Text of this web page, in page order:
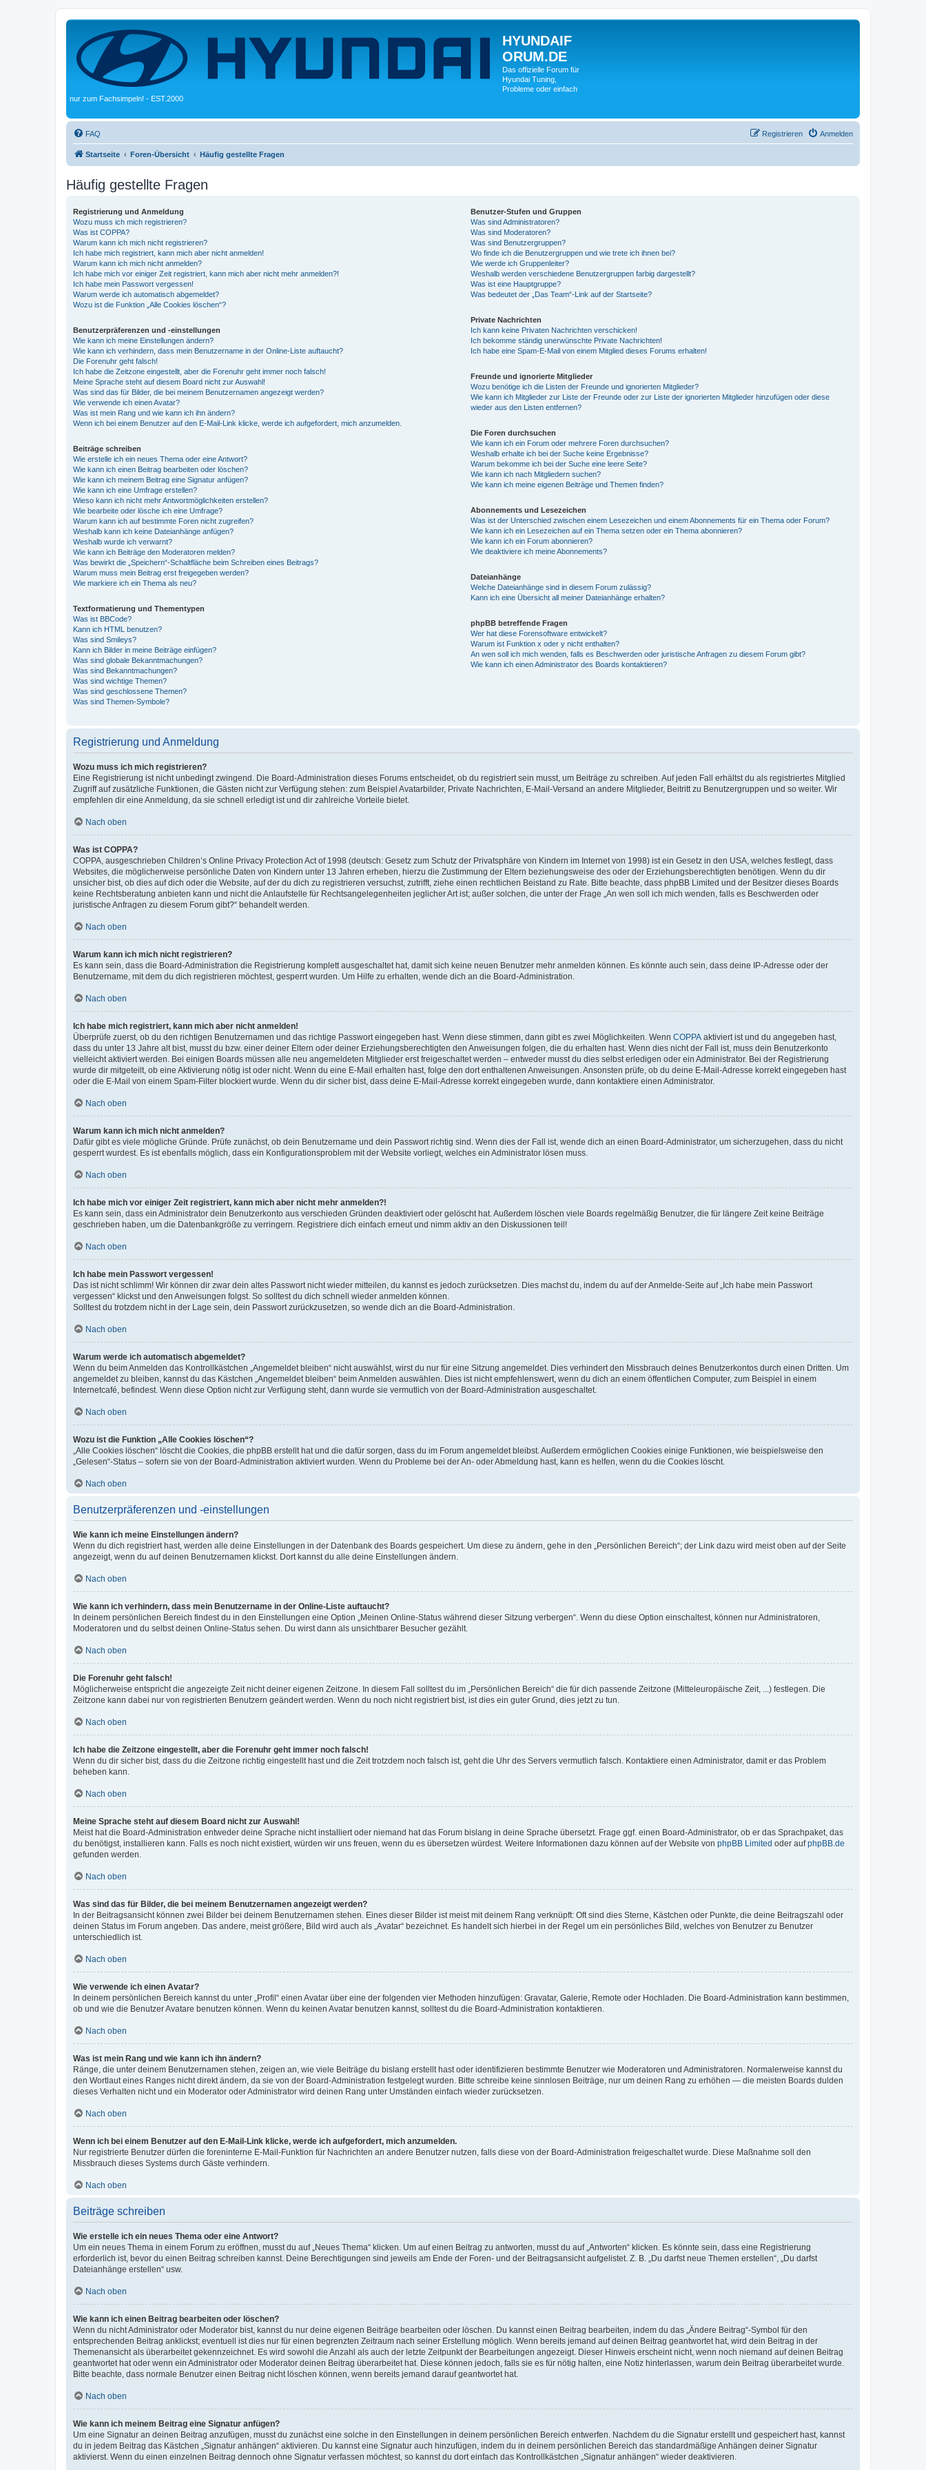
HYUNDAIF
ORUM.DE
Das offizielle Forum für
Hyundai Tuning,
Probleme oder einfach
nur zum Fachsimpeln! - EST.2000
FAQ Anmelden
Registrieren
Startseite Foren-Übersicht Häufig gestellte Fragen
Häufig gestellte Fragen
Registrierung und Anmeldung
Wozu muss ich mich registrieren?
Was ist COPPA?
Warum kann ich mich nicht registrieren?
Ich habe mich registriert, kann mich aber nicht anmelden!
Warum kann ich mich nicht anmelden?
Ich habe mich vor einiger Zeit registriert, kann mich aber nicht mehr anmelden?!
Ich habe mein Passwort vergessen!
Warum werde ich automatisch abgemeldet?
Wozu ist die Funktion „Alle Cookies löschen“?
Benutzerpräferenzen und -einstellungen
Wie kann ich meine Einstellungen ändern?
Wie kann ich verhindern, dass mein Benutzername in der Online-Liste auftaucht?
Die Forenuhr geht falsch!
Ich habe die Zeitzone eingestellt, aber die Forenuhr geht immer noch falsch!
Meine Sprache steht auf diesem Board nicht zur Auswahl!
Was sind das für Bilder, die bei meinem Benutzernamen angezeigt werden?
Wie verwende ich einen Avatar?
Was ist mein Rang und wie kann ich ihn ändern?
Wenn ich bei einem Benutzer auf den E-Mail-Link klicke, werde ich aufgefordert, mich anzumelden.
Beiträge schreiben
Wie erstelle ich ein neues Thema oder eine Antwort?
Wie kann ich einen Beitrag bearbeiten oder löschen?
Wie kann ich meinem Beitrag eine Signatur anfügen?
Wie kann ich eine Umfrage erstellen?
Wieso kann ich nicht mehr Antwortmöglichkeiten erstellen?
Wie bearbeite oder lösche ich eine Umfrage?
Warum kann ich auf bestimmte Foren nicht zugreifen?
Weshalb kann ich keine Dateianhänge anfügen?
Weshalb wurde ich verwarnt?
Wie kann ich Beiträge den Moderatoren melden?
Was bewirkt die „Speichern“-Schaltfläche beim Schreiben eines Beitrags?
Warum muss mein Beitrag erst freigegeben werden?
Wie markiere ich ein Thema als neu?
Textformatierung und Thementypen
Was ist BBCode?
Kann ich HTML benutzen?
Was sind Smileys?
Kann ich Bilder in meine Beiträge einfügen?
Was sind globale Bekanntmachungen?
Was sind Bekanntmachungen?
Was sind wichtige Themen?
Was sind geschlossene Themen?
Was sind Themen-Symbole?
Benutzer-Stufen und Gruppen
Was sind Administratoren?
Was sind Moderatoren?
Was sind Benutzergruppen?
Wo finde ich die Benutzergruppen und wie trete ich ihnen bei?
Wie werde ich Gruppenleiter?
Weshalb werden verschiedene Benutzergruppen farbig dargestellt?
Was ist eine Hauptgruppe?
Was bedeutet der „Das Team“-Link auf der Startseite?
Private Nachrichten
Ich kann keine Privaten Nachrichten verschicken!
Ich bekomme ständig unerwünschte Private Nachrichten!
Ich habe eine Spam-E-Mail von einem Mitglied dieses Forums erhalten!
Freunde und ignorierte Mitglieder
Wozu benötige ich die Listen der Freunde und ignorierten Mitglieder?
Wie kann ich Mitglieder zur Liste der Freunde oder zur Liste der ignorierten Mitglieder hinzufügen oder diese
wieder aus den Listen entfernen?
Die Foren durchsuchen
Wie kann ich ein Forum oder mehrere Foren durchsuchen?
Weshalb erhalte ich bei der Suche keine Ergebnisse?
Warum bekomme ich bei der Suche eine leere Seite?
Wie kann ich nach Mitgliedern suchen?
Wie kann ich meine eigenen Beiträge und Themen finden?
Abonnements und Lesezeichen
Was ist der Unterschied zwischen einem Lesezeichen und einem Abonnements für ein Thema oder Forum?
Wie kann ich ein Lesezeichen auf ein Thema setzen oder ein Thema abonnieren?
Wie kann ich ein Forum abonnieren?
Wie deaktiviere ich meine Abonnements?
Dateianhänge
Welche Dateianhänge sind in diesem Forum zulässig?
Kann ich eine Übersicht all meiner Dateianhänge erhalten?
phpBB betreffende Fragen
Wer hat diese Forensoftware entwickelt?
Warum ist Funktion x oder y nicht enthalten?
An wen soll ich mich wenden, falls es Beschwerden oder juristische Anfragen zu diesem Forum gibt?
Wie kann ich einen Administrator des Boards kontaktieren?
Registrierung und Anmeldung
Wozu muss ich mich registrieren?
Eine Registrierung ist nicht unbedingt zwingend. Die Board-Administration dieses Forums entscheidet, ob du registriert sein musst, um Beiträge zu schreiben. Auf jeden Fall erhältst du als registriertes Mitglied
Zugriff auf zusätzliche Funktionen, die Gästen nicht zur Verfügung stehen: zum Beispiel Avatarbilder, Private Nachrichten, E-Mail-Versand an andere Mitglieder, Beitritt zu Benutzergruppen und so weiter. Wir
empfehlen dir eine Anmeldung, da sie schnell erledigt ist und dir zahlreiche Vorteile bietet.
Nach oben
Was ist COPPA?
COPPA, ausgeschrieben Children’s Online Privacy Protection Act of 1998 (deutsch: Gesetz zum Schutz der Privatsphäre von Kindern im Internet von 1998) ist ein Gesetz in den USA, welches festlegt, dass
Websites, die möglicherweise persönliche Daten von Kindern unter 13 Jahren erheben, hierzu die Zustimmung der Eltern beziehungsweise des oder der Erziehungsberechtigten benötigen. Wenn du dir
unsicher bist, ob dies auf dich oder die Website, auf der du dich zu registrieren versuchst, zutrifft, ziehe einen rechtlichen Beistand zu Rate. Bitte beachte, dass phpBB Limited und der Besitzer dieses Boards
keine Rechtsberatung anbieten kann und nicht die Anlaufstelle für Rechtsangelegenheiten jeglicher Art ist; außer solchen, die unter der Frage „An wen soll ich mich wenden, falls es Beschwerden oder
juristische Anfragen zu diesem Forum gibt?“ behandelt werden.
Nach oben
Warum kann ich mich nicht registrieren?
Es kann sein, dass die Board-Administration die Registrierung komplett ausgeschaltet hat, damit sich keine neuen Benutzer mehr anmelden können. Es könnte auch sein, dass deine IP-Adresse oder der
Benutzername, mit dem du dich registrieren möchtest, gesperrt wurden. Um Hilfe zu erhalten, wende dich an die Board-Administration.
Nach oben
Ich habe mich registriert, kann mich aber nicht anmelden!
Überprüfe zuerst, ob du den richtigen Benutzernamen und das richtige Passwort eingegeben hast. Wenn diese stimmen, dann gibt es zwei Möglichkeiten. Wenn COPPA aktiviert ist und du angegeben hast,
dass du unter 13 Jahre alt bist, musst du bzw. einer deiner Eltern oder deiner Erziehungsberechtigten den Anweisungen folgen, die du erhalten hast. Wenn dies nicht der Fall ist, muss dein Benutzerkonto
vielleicht aktiviert werden. Bei einigen Boards müssen alle neu angemeldeten Mitglieder erst freigeschaltet werden – entweder musst du dies selbst erledigen oder ein Administrator. Bei der Registrierung
wurde dir mitgeteilt, ob eine Aktivierung nötig ist oder nicht. Wenn du eine E-Mail erhalten hast, folge den dort enthaltenen Anweisungen. Ansonsten prüfe, ob du deine E-Mail-Adresse korrekt eingegeben hast
oder die E-Mail von einem Spam-Filter blockiert wurde. Wenn du dir sicher bist, dass deine E-Mail-Adresse korrekt eingegeben wurde, dann kontaktiere einen Administrator.
Nach oben
Warum kann ich mich nicht anmelden?
Dafür gibt es viele mögliche Gründe. Prüfe zunächst, ob dein Benutzername und dein Passwort richtig sind. Wenn dies der Fall ist, wende dich an einen Board-Administrator, um sicherzugehen, dass du nicht
gesperrt wurdest. Es ist ebenfalls möglich, dass ein Konfigurationsproblem mit der Website vorliegt, welches ein Administrator lösen muss.
Nach oben
Ich habe mich vor einiger Zeit registriert, kann mich aber nicht mehr anmelden?!
Es kann sein, dass ein Administrator dein Benutzerkonto aus verschieden Gründen deaktiviert oder gelöscht hat. Außerdem löschen viele Boards regelmäßig Benutzer, die für längere Zeit keine Beiträge
geschrieben haben, um die Datenbankgröße zu verringern. Registriere dich einfach erneut und nimm aktiv an den Diskussionen teil!
Nach oben
Ich habe mein Passwort vergessen!
Das ist nicht schlimm! Wir können dir zwar dein altes Passwort nicht wieder mitteilen, du kannst es jedoch zurücksetzen. Dies machst du, indem du auf der Anmelde-Seite auf „Ich habe mein Passwort
vergessen“ klickst und den Anweisungen folgst. So solltest du dich schnell wieder anmelden können.
Solltest du trotzdem nicht in der Lage sein, dein Passwort zurückzusetzen, so wende dich an die Board-Administration.
Nach oben
Warum werde ich automatisch abgemeldet?
Wenn du beim Anmelden das Kontrollkästchen „Angemeldet bleiben“ nicht auswählst, wirst du nur für eine Sitzung angemeldet. Dies verhindert den Missbrauch deines Benutzerkontos durch einen Dritten. Um
angemeldet zu bleiben, kannst du das Kästchen „Angemeldet bleiben“ beim Anmelden auswählen. Dies ist nicht empfehlenswert, wenn du dich an einem öffentlichen Computer, zum Beispiel in einem
Internetcafé, befindest. Wenn diese Option nicht zur Verfügung steht, dann wurde sie vermutlich von der Board-Administration ausgeschaltet.
Nach oben
Wozu ist die Funktion „Alle Cookies löschen“?
„Alle Cookies löschen“ löscht die Cookies, die phpBB erstellt hat und die dafür sorgen, dass du im Forum angemeldet bleibst. Außerdem ermöglichen Cookies einige Funktionen, wie beispielsweise den
„Gelesen“-Status – sofern sie von der Board-Administration aktiviert wurden. Wenn du Probleme bei der An- oder Abmeldung hast, kann es helfen, wenn du die Cookies löscht.
Nach oben
Benutzerpräferenzen und -einstellungen
Wie kann ich meine Einstellungen ändern?
Wenn du dich registriert hast, werden alle deine Einstellungen in der Datenbank des Boards gespeichert. Um diese zu ändern, gehe in den „Persönlichen Bereich“; der Link dazu wird meist oben auf der Seite
angezeigt, wenn du auf deinen Benutzernamen klickst. Dort kannst du alle deine Einstellungen ändern.
Nach oben
Wie kann ich verhindern, dass mein Benutzername in der Online-Liste auftaucht?
In deinem persönlichen Bereich findest du in den Einstellungen eine Option „Meinen Online-Status während dieser Sitzung verbergen“. Wenn du diese Option einschaltest, können nur Administratoren,
Moderatoren und du selbst deinen Online-Status sehen. Du wirst dann als unsichtbarer Besucher gezählt.
Nach oben
Die Forenuhr geht falsch!
Möglicherweise entspricht die angezeigte Zeit nicht deiner eigenen Zeitzone. In diesem Fall solltest du im „Persönlichen Bereich“ die für dich passende Zeitzone (Mitteleuropäische Zeit, ...) festlegen. Die
Zeitzone kann dabei nur von registrierten Benutzern geändert werden. Wenn du noch nicht registriert bist, ist dies ein guter Grund, dies jetzt zu tun.
Nach oben
Ich habe die Zeitzone eingestellt, aber die Forenuhr geht immer noch falsch!
Wenn du dir sicher bist, dass du die Zeitzone richtig eingestellt hast und die Zeit trotzdem noch falsch ist, geht die Uhr des Servers vermutlich falsch. Kontaktiere einen Administrator, damit er das Problem
beheben kann.
Nach oben
Meine Sprache steht auf diesem Board nicht zur Auswahl!
Meist hat die Board-Administration entweder deine Sprache nicht installiert oder niemand hat das Forum bislang in deine Sprache übersetzt. Frage ggf. einen Board-Administrator, ob er das Sprachpaket, das
du benötigst, installieren kann. Falls es noch nicht existiert, würden wir uns freuen, wenn du es übersetzen würdest. Weitere Informationen dazu können auf der Website von phpBB Limited oder aufphpBB.de
gefunden werden.
Nach oben
Was sind das für Bilder, die bei meinem Benutzernamen angezeigt werden?
In der Beitragsansicht können zwei Bilder bei deinem Benutzernamen stehen. Eines dieser Bilder ist meist mit deinem Rang verknüpft: Oft sind dies Sterne, Kästchen oder Punkte, die deine Beitragszahl oder
deinen Status im Forum angeben. Das andere, meist größere, Bild wird auch als „Avatar“ bezeichnet. Es handelt sich hierbei in der Regel um ein persönliches Bild, welches von Benutzer zu Benutzer
unterschiedlich ist.
Nach oben
Wie verwende ich einen Avatar?
In deinem persönlichen Bereich kannst du unter „Profil“ einen Avatar über eine der folgenden vier Methoden hinzufügen: Gravatar, Galerie, Remote oder Hochladen. Die Board-Administration kann bestimmen,
ob und wie die Benutzer Avatare benutzen können. Wenn du keinen Avatar benutzen kannst, solltest du die Board-Administration kontaktieren.
Nach oben
Was ist mein Rang und wie kann ich ihn ändern?
Ränge, die unter deinem Benutzernamen stehen, zeigen an, wie viele Beiträge du bislang erstellt hast oder identifizieren bestimmte Benutzer wie Moderatoren und Administratoren. Normalerweise kannst du
den Wortlaut eines Ranges nicht direkt ändern, da sie von der Board-Administration festgelegt wurden. Bitte schreibe keine sinnlosen Beiträge, nur um deinen Rang zu erhöhen — die meisten Boards dulden
dieses Verhalten nicht und ein Moderator oder Administrator wird deinen Rang unter Umständen einfach wieder zurücksetzen.
Nach oben
Wenn ich bei einem Benutzer auf den E-Mail-Link klicke, werde ich aufgefordert, mich anzumelden.
Nur registrierte Benutzer dürfen die foreninterne E-Mail-Funktion für Nachrichten an andere Benutzer nutzen, falls diese von der Board-Administration freigeschaltet wurde. Diese Maßnahme soll den
Missbrauch dieses Systems durch Gäste verhindern.
Nach oben
Beiträge schreiben
Wie erstelle ich ein neues Thema oder eine Antwort?
Um ein neues Thema in einem Forum zu eröffnen, musst du auf „Neues Thema“ klicken. Um auf einen Beitrag zu antworten, musst du auf „Antworten“ klicken. Es könnte sein, dass eine Registrierung
erforderlich ist, bevor du einen Beitrag schreiben kannst. Deine Berechtigungen sind jeweils am Ende der Foren- und der Beitragsansicht aufgelistet. Z. B. „Du darfst neue Themen erstellen“, „Du darfst
Dateianhänge erstellen“ usw.
Nach oben
Wie kann ich einen Beitrag bearbeiten oder löschen?
Wenn du nicht Administrator oder Moderator bist, kannst du nur deine eigenen Beiträge bearbeiten oder löschen. Du kannst einen Beitrag bearbeiten, indem du das „Ändere Beitrag“-Symbol für den
entsprechenden Beitrag anklickst; eventuell ist dies nur für einen begrenzten Zeitraum nach seiner Erstellung möglich. Wenn bereits jemand auf deinen Beitrag geantwortet hat, wird dein Beitrag in der
Themenansicht als überarbeitet gekennzeichnet. Es wird sowohl die Anzahl als auch der letzte Zeitpunkt der Bearbeitungen angezeigt. Dieser Hinweis erscheint nicht, wenn noch niemand auf deinen Beitrag
geantwortet hat oder wenn ein Administrator oder Moderator deinen Beitrag überarbeitet hat. Diese können jedoch, falls sie es für nötig halten, eine Notiz hinterlassen, warum dein Beitrag überarbeitet wurde.
Bitte beachte, dass normale Benutzer einen Beitrag nicht löschen können, wenn bereits jemand darauf geantwortet hat.
Nach oben
Wie kann ich meinem Beitrag eine Signatur anfügen?
Um eine Signatur an deinen Beitrag anzufügen, musst du zunächst eine solche in den Einstellungen in deinem persönlichen Bereich entwerfen. Nachdem du die Signatur erstellt und gespeichert hast, kannst
du in jedem Beitrag das Kästchen „Signatur anhängen“ aktivieren. Du kannst eine Signatur auch hinzufügen, indem du in deinem persönlichen Bereich das standardmäßige Anhängen deiner Signatur
aktivierst. Wenn du einen einzelnen Beitrag dennoch ohne Signatur verfassen möchtest, so kannst du dort einfach das Kontrollkästchen „Signatur anhängen“ wieder deaktivieren.